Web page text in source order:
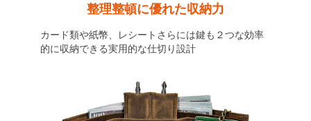
整理整頓に優れた収納力
カード類や紙幣、レシートさらには鍵も２つな効率
的に収納できる実用的な仕切り設計